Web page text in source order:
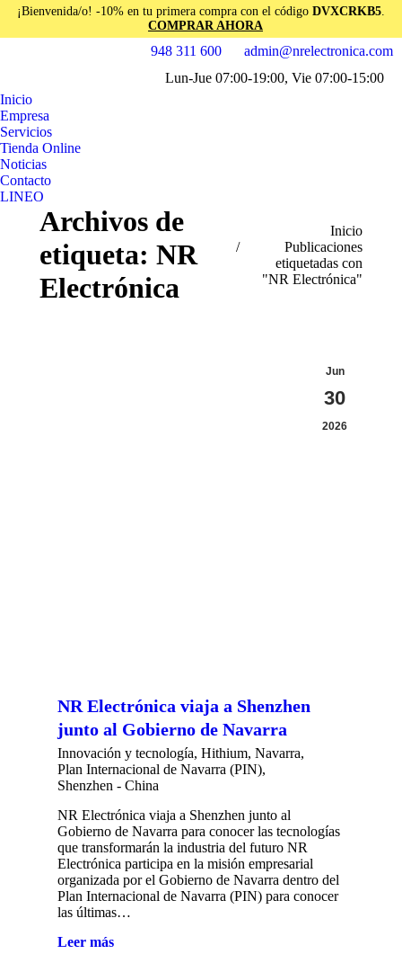
¡Bienvenida/o! -10% en tu primera compra con el código DVXCRKB5.
COMPRAR AHORA
opens
in
new
window
in
new
window
page
opens
in
new
window
948 311 600
admin@nrelectronica.com
Lun-Jue 07:00-19:00, Vie 07:00-15:00
Inicio
Empresa
Servicios
Tienda Online
Noticias
Contacto
LINEO
Archivos de
etiqueta: NR
Electrónica
Inicio
Publicaciones
etiquetadas con
"NR Electrónica"
Jun
30
2026
NR Electrónica viaja a Shenzhen
junto al Gobierno de Navarra
Innovación y tecnología, Hithium, Navarra,
Plan Internacional de Navarra (PIN),
Shenzhen - China
NR Electrónica viaja a Shenzhen junto al
Gobierno de Navarra para conocer las tecnologías
que transformarán la industria del futuro NR
Electrónica participa en la misión empresarial
organizada por el Gobierno de Navarra dentro del
Plan Internacional de Navarra (PIN) para conocer
las últimas…
Leer más